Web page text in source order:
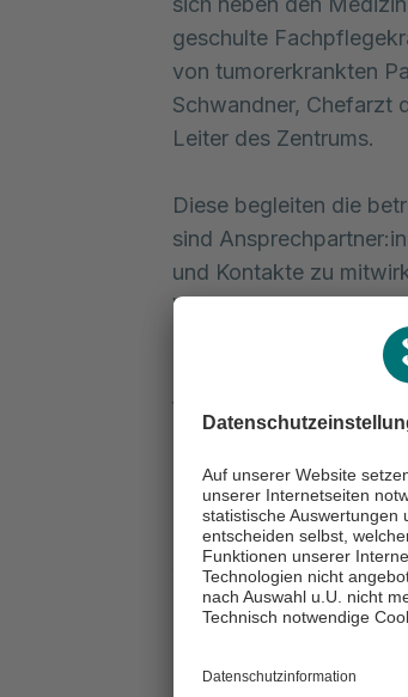
geschulte
von tumorerkrankten
Schwandner, Chefarzt
Leiter des Zentrums.
Diese begleiten die
sind
und Kontakte zu
„Wichtig ist, sowohl
familiären, sozialen
berücksichtigen“,
onkologische Pflege
Kenntnissen in der
pflegerischen Team
während dieser
Patient:innen, stellt